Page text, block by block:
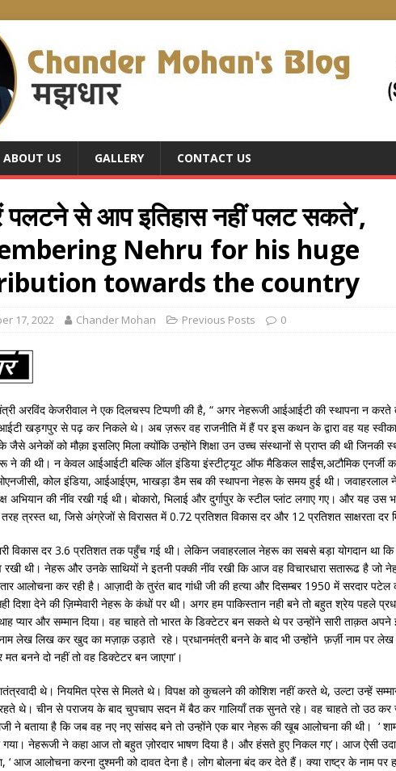
ABOUT US GALLERY CONTACT US
पलटने से आप इतिहास नहीं पलट सकते’,
Nehru for his huge
towards the country
17, 2022 Chander Mohan Previous Posts 0
अरविंद केजरीवाल ने एक दिलचस्प टिप्पणी की है, “ अगर नेहरूजी आईआईटी की स्थापना न करते
खड़गपुर से पढ़ कर निकले थे। अब ज़रूर वह राजनीति में हैं पर इस कथन के द्वारा वह यह
अनेकों को मौक़ा इसलिए मिला क्योंकि उन्होंने शिक्षा उन उच्च संस्थानों से प्राप्त की थी जिनकी
ने की थी। न केवल आईआईटी बल्कि ऑल इंडिया इंस्टीट्यूट ऑफ मैडिकल साईंस,अटौमिक एनर्जी
कोल इंडिया, आईआईएम, भाखड़ा डैम सब की स्थापना नेहरू के समय हुई थी। जवाहरलाल
अभियान की नींव रखी गई थी। बोकारो, भिलाई और दुर्गापुर के स्टील प्लांट लगाए गए। और यह उस
त्रस्त था, जिसे अंग्रेजों से विरासत में 0.72 प्रतिशत विकास दर और 12 प्रतिशत साक्षरता दर
विकास दर 3.6 प्रतिशत तक पहुँच गई थी। लेकिन जवाहरलाल नेहरू का सबसे बड़ा योगदान था
रखी थी। नेहरू और उनके साथियों ने इतनी पक्की नींव रखी कि आज वह विचारधारा सतारूढ है जो
आलोचना कर रही है। आज़ादी के तुरंत बाद गांधी जी की हत्या और दिसम्बर 1950 में सरदार पटेल
दिशा देने की ज़िम्मेवारी नेहरू के कंधों पर थी। अगर हम पाकिस्तान नही बने तो बहुत श्रेय पहले
प्यार और सम्मान दिया। वह चाहते तो भारत के डिक्टेटर बन सकते थे पर उन्होंने सारी ताक़त अपने
लेख लिख कर खुद का मज़ाक़ उड़ाते रहे। प्रधानमंत्री बनने के बाद भी उन्होंने फ़र्ज़ी नाम पर लेख
मत बनने दो नहीं तो वह डिक्टेटर बन जाएगा’।
थे। नियमित प्रेस से मिलते थे। विपक्ष को कुचलने की कोशिश नहीं करते थे, उल्टा उन्हें
थे। चीन से पराजय के बाद चुपचाप सदन में बैठ कर गालियाँ तक सुनते रहे। वह चाहते तो उठ
ने बताया है कि जब वह नए नए सांसद बने तो उन्होंने एक बार नेहरू की खूब आलोचना की थी। ‘
गया। नेहरूजी ने कहा आज तो बहुत ज़ोरदार भाषण दिया है। और हंसते हुए निकल गए’। आज ऐसी
‘ आज आलोचना करना दुश्मनी को दावत देना है। लोग बोलना बंद कर देते हैं। क्या राष्ट्र के नाम पर